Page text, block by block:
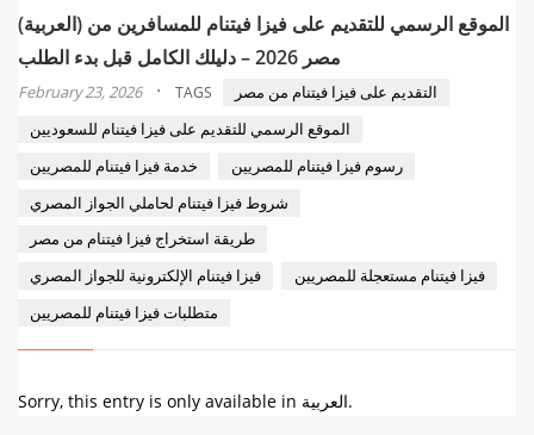
(العربية) الموقع الرسمي للتقديم على فيزا فيتنام للمسافرين من
مصر 2026 – دليلك الكامل قبل بدء الطلب
February 23, 2026 · TAGS
التقديم على فيزا فيتنام من مصر
الموقع الرسمي للتقديم على فيزا فيتنام للسعوديين
خدمة فيزا فيتنام للمصريين
رسوم فيزا فيتنام للمصريين
شروط فيزا فيتنام لحاملي الجواز المصري
طريقة استخراج فيزا فيتنام من مصر
فيزا فيتنام الإلكترونية للجواز المصري
فيزا فيتنام مستعجلة للمصريين
متطلبات فيزا فيتنام للمصريين
Sorry, this entry is only available in العربية.